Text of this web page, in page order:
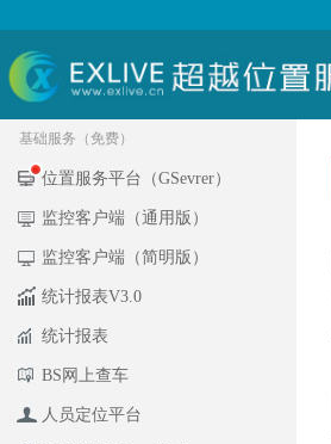
基础服务（免费）
位置服务平台（GSevrer）
监控客户端（通用版）
监控客户端（简明版）
统计报表V3.0
统计报表
BS网上查车
人员定位平台